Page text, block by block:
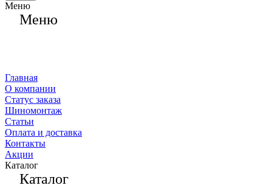
Меню
Меню
Главная
О компании
Статус заказа
Шиномонтаж
Статьи
Оплата и доставка
Контакты
Акции
Каталог
Каталог